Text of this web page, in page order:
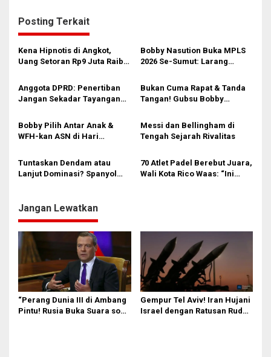
g
a
s
p
o
s
Posting Terkait
Kena Hipnotis di Angkot,
Uang Setoran Rp9 Juta Raib
Petugas PUD Medan
Memprihatinkan
Bobby Nasution Buka MPLS
2026 Se-Sumut: Larang
Hormati Guru dan Orang Tua
Anggota DPRD: Penertiban
Jangan Sekadar Tayangan
Nyata pada PAD
Bukan Cuma Rapat & Tanda
Tangan! Gubsu Bobby
Komite Sekolah, Minta
Kadisdik Awasi Ketat!
Bobby Pilih Antar Anak &
WFH-kan ASN di Hari
Berhati yang Guncang
Birokrasi!
Messi dan Bellingham di
Tengah Sejarah Rivalitas
Tuntaskan Dendam atau
Lanjut Dominasi? Spanyol
70 Atlet Padel Berebut Juara,
Wali Kota Rico Waas: “Ini
Jangan Lewatkan
“Perang Dunia III di Ambang
Pintu! Rusia Buka Suara soal
Gempur Tel Aviv! Iran Hujani
Israel dengan Ratusan Rudal